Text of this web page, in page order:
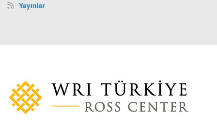
Yayınlar